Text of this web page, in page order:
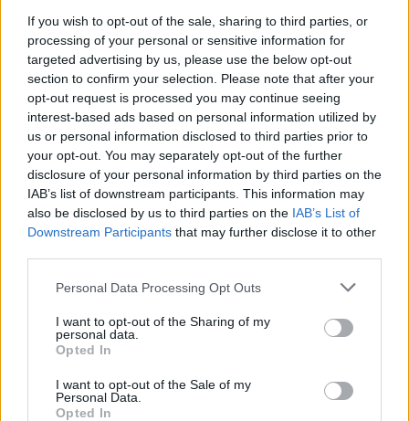
If you wish to opt-out of the sale, sharing to third parties, or
processing of your personal or sensitive information for
targeted advertising by us, please use the below opt-out
section to confirm your selection. Please note that after your
opt-out request is processed you may continue seeing
interest-based ads based on personal information utilized by
us or personal information disclosed to third parties prior to
your opt-out. You may separately opt-out of the further
disclosure of your personal information by third parties on the
IAB’s list of downstream participants. This information may
also be disclosed by us to third parties on the IAB’s List of
Downstream Participants that may further disclose it to other
Personal Data Processing Opt Outs
I want to opt-out of the Sharing of my
personal data.
Opted In
I want to opt-out of the Sale of my
Personal Data.
Opted In